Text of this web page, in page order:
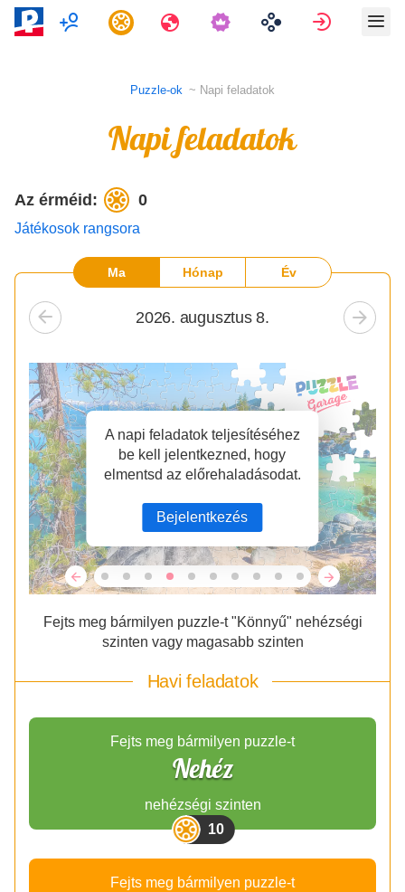
MultiplayerFeladatokUtazások
Puzzle-ok Napi feladatok
Napi feladatok
Az érméid: 0
Játékosok rangsora
Ma Hónap Év
2026. augusztus 8.
A napi feladatok teljesítéséhez
be kell jelentkezned, hogy
elmentsd az előrehaladásodat.
Bejelentkezés
Fejts meg bármilyen puzzle-t "Könnyű" nehézségi
szinten vagy magasabb szinten
Havi feladatok
Fejts meg bármilyen puzzle-t
Nehéz
nehézségi szinten
10
Fejts meg bármilyen puzzle-t